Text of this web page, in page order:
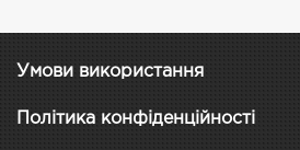
Умови використання
Політика конфіденційності